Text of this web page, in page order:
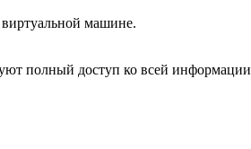
виртуальной машине.
полный доступ ко всей информации